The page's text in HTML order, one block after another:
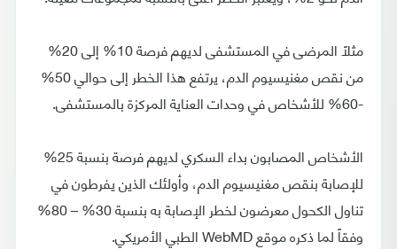
مثلاً المرضى في المستشفى لديهم فرصة 10% إلى 20%
من نقص مغنيسيوم الدم، يرتفع هذا الخطر إلى حوالي 50%
-60% للأشخاص في وحدات العناية المركزة بالمستشفى.
الأشخاص المصابون بداء السكري لديهم فرصة بنسبة 25%
للإصابة بنقص مغنيسيوم الدم، وأولئك الذين يفرطون في
تناول الكحول معرضون لخطر الإصابة به بنسبة 30% – 80%
وفقاً لما ذكره موقع WebMD الطبي الأمريكي.